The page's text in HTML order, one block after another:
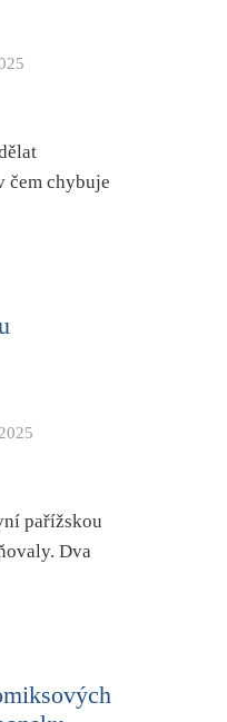
čem chybuje
pařížskou
Dva